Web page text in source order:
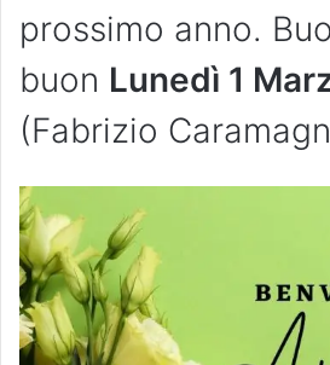
prossimo anno.
buon Lunedì 1
(Fabrizio